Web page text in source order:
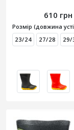
610 грн
Розмір (довжина
23/24
27/28 29/